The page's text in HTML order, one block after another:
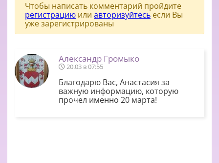
Чтобы написать комментарий пройдите
регистрацию или авторизуйтесь если Вы
уже зарегистрированы
Александр Громыко
20.03 в 07:55
Благодарю Вас, Анастасия за
важную информацию, которую
прочел именно 20 марта!